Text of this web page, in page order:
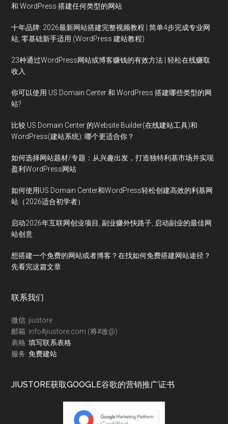
和 WordPress 搭建任何类型的网站
十年品牌: 2026最新网站搭建完整视频教程 | 简单4步完成专业网
站, 零基础新手适用 (WordPress 建站教程)
23种通过WordPress网站或博客赚钱的有效方法 | 轻松在线赚取
收入
你可以使用 US Domain Center 和 WordPress 搭建哪些类型的网
站?
比较 US Domain Center 的Website Builder(在线建站工具)和
WordPress(建站系统): 哪个更适合你？
如何选择网站题材/专题：从兴趣出发，打造独特利基市场并实现
盈利WordPress网站
如何使用US Domain Center和WordPress轻松创建高效的利基网
站（2026适合初学者）
启动2026年互联网创业项目, 副业赚外快路子, 启动副业的最佳网
站创意
想搭建一个免费的网站或者博客？在找如何免费搭建网站途径？
先看完这篇文章
联系我们
微信: jiustore
邮箱: info#jiustore.com (将#改@)
表格:填写联系表格
服务:免费建站
JIUSTORE获取GOOGLE谷歌的营销推广证书